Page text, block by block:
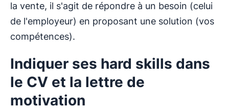
la vente, il s'agit de répondre à un besoin (celui
de l'employeur) en proposant une solution (vos
compétences).
Indiquer ses hard skills dans
le CV et la lettre de
motivation